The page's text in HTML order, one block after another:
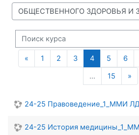
Поиск курса
«Предыдущая страница
1 2 3 4(текущая)
5 6
…
15 »
24-25 Правоведение_1_ММИ
24-25 История